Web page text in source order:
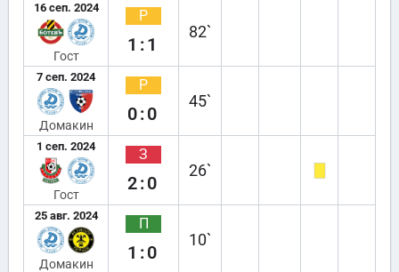
16 сеп. 2024
Гост
Р
1:1
82`
7 сеп. 2024
Домакин
Р
0:0
45`
1 сеп. 2024
Гост
З
2:0
26`
25 авг. 2024
Домакин
П
1:0
10`